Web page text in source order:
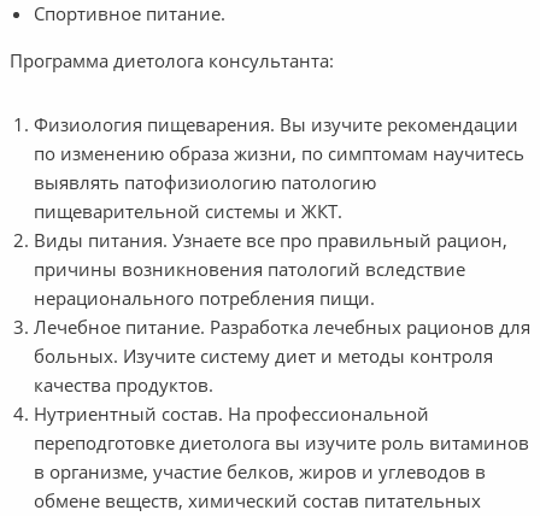
Спортивное питание.
Программа диетолога консультанта:
Физиология пищеварения. Вы изучите рекомендации
по изменению образа жизни, по симптомам научитесь
выявлять патофизиологию патологию
пищеварительной системы и ЖКТ.
Виды питания. Узнаете все про правильный рацион,
причины возникновения патологий вследствие
нерационального потребления пищи.
Лечебное питание. Разработка лечебных рационов для
больных. Изучите систему диет и методы контроля
качества продуктов.
Нутриентный состав. На профессиональной
переподготовке диетолога вы изучите роль витаминов
в организме, участие белков, жиров и углеводов в
обмене веществ, химический состав питательных